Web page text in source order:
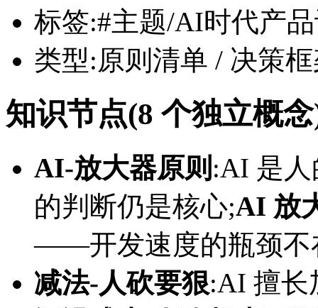
标签:#主题/AI时代产
类型:原则清单 / 决策
知识节点(8 个独立概
AI-放大器原则 :AI 是
的判断仍是核心;AI 放
——开发速度的瓶颈不
减法-人砍要狠:AI 擅长